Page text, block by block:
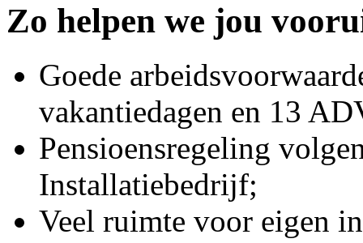
Zo helpen we jou
Goede
vakantiedagen en 13
Pensioensregeling
Installatiebedrijf;
Veel ruimte voor eigen